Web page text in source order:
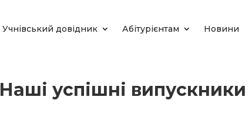
Учнівський довідник Абітурієнтам Новини
Наші успішні випускники